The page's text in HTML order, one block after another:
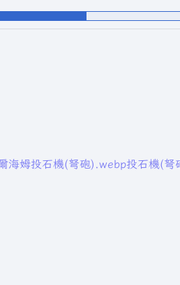
海姆投石機(弩砲).webp投石機(弩